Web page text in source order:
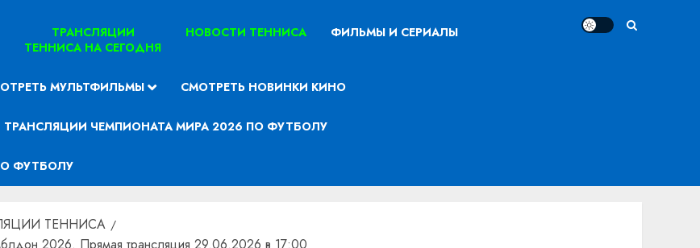
ТРАНСЛЯЦИИ
ТЕННИСА НА СЕГОДНЯ
НОВОСТИ ТЕННИСА ФИЛЬМЫ И СЕРИАЛЫ
МУЛЬТФИЛЬМЫ СМОТРЕТЬ НОВИНКИ КИНО
ТРАНСЛЯЦИИ ЧЕМПИОНАТА МИРА 2026 ПО ФУТБОЛУ
ФУТБОЛУ
ТЕННИСА